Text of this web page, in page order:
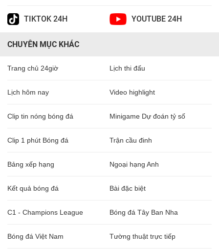
TIKTOK 24H YOUTUBE 24H
CHUYÊN MỤC KHÁC
Trang chủ 24giờ Lịch thi đấu
Lịch hôm nay Video highlight
Clip tin nóng bóng đá Minigame Dự đoán tỷ số
Clip 1 phút Bóng đá Trận cầu đinh
Bảng xếp hạng Ngoại hạng Anh
Kết quả bóng đá Bài đặc biệt
C1 - Champions League Bóng đá Tây Ban Nha
Bóng đá Việt Nam Tường thuật trực tiếp